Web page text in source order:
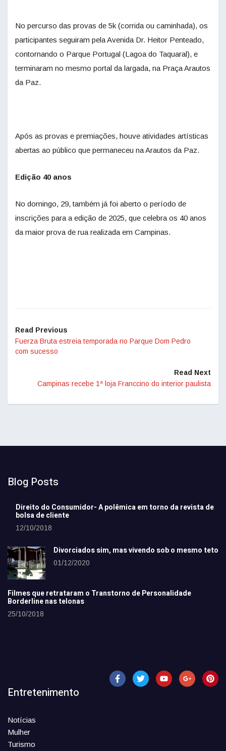
No percurso das provas de 5k (corrida ou caminhada), os
participantes seguiram pela Avenida Dr. Heitor Penteado,
contornando o Parque Portugal (Lagoa do Taquaral), e
terminaram no mesmo portal da largada, na Praça Arautos
da Paz.
Após as provas e premiações, houve atividades artísticas
abertas ao público que permaneceu na Arautos da Paz.
Edição 40 anos
No domingo, 29, também já foi aberto o período de
inscrições para a edição de 2025, que celebra os 40 anos
da maior prova de rua realizada em Campinas.
Read Previous
Fuerza Bruta estreia temporada no Parque Dom Pedro
com sucesso
Read Next
Campinas recebe 1ª loja Franccino do interior paulista
Blog Posts
Direito do Consumidor- A polêmica em torno da revista de
bolsa de cliente
12/10/2018
Divorciados sim, mas vivendo sob o mesmo teto
01/12/2020
Filmes que retrataram o Transtorno de Personalidade
Borderline nas telonas
25/10/2018
Entretenimento
Notícias
Mulher
Turismo